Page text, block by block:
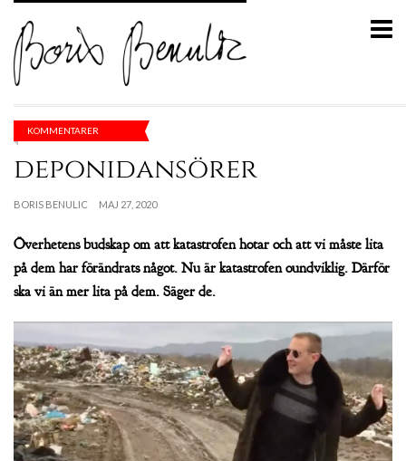
KOMMENTARER
deponidansörer
BORIS BENULIC MAJ 27, 2020
Överhetens budskap om att katastrofen hotar och att vi måste lita
på dem har förändrats något. Nu är katastrofen oundviklig. Därför
ska vi än mer lita på dem. Säger de.